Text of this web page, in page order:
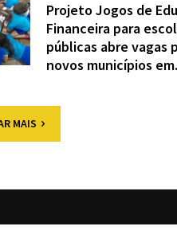
Projeto Jogos de
Financeira para
públicas abre vagas
novos municípios
MAIS